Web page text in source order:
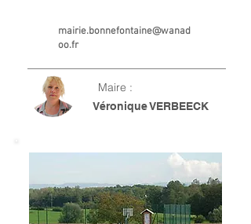
mairie.bonnefontaine@wanad
oo.fr
Maire :
Véronique VERBEECK